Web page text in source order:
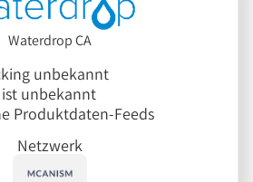
Waterdrop CA
unbekannt
ist unbekannt
Produktdaten-Feeds
Netzwerk